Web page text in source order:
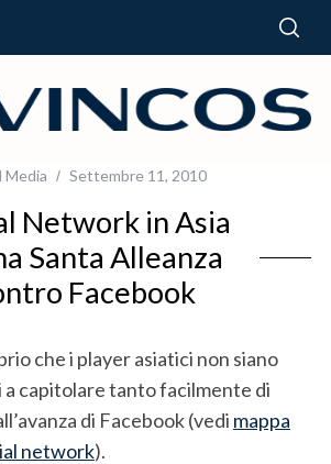
Media Settembre 11, 2010
Network in Asia
Santa Alleanza
Facebook
che i player asiatici non siano
a capitolare tanto facilmente di
di Facebook (vedi mappa
network).